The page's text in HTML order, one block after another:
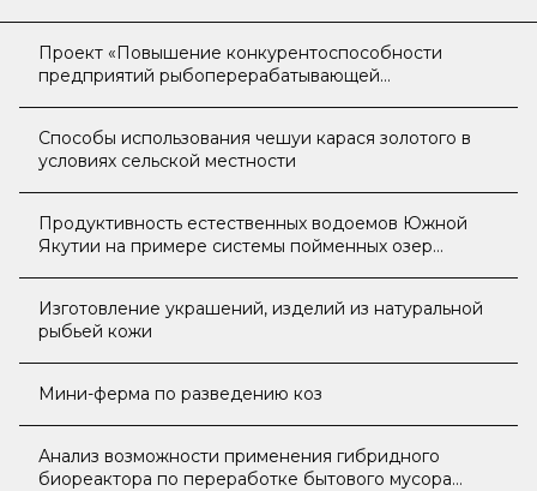
Проект «Повышение конкурентоспособности
предприятий рыбоперерабатывающей
пресервов»
Способы использования чешуи карася золотого в
условиях сельской местности
Продуктивность естественных водоемов Южной
Якутии на примере системы пойменных озер
Изготовление украшений, изделий из натуральной
рыбьей кожи
Мини-ферма по разведению коз
Анализ возможности применения гибридного
биореактора по переработке бытового мусора